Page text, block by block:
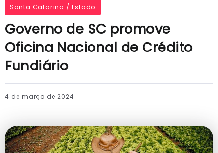
Santa Catarina / Estado
Governo de SC promove
Oficina Nacional de Crédito
Fundiário
4 de março de 2024